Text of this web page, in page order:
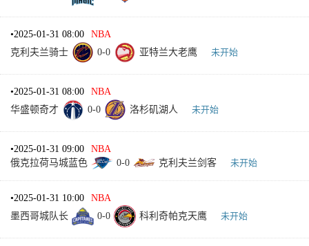
•2025-01-31 08:00
NBA
克利夫兰骑士
0-0 亚特兰大老鹰 未开始
•2025-01-31 08:00
NBA
华盛顿奇才
0-0 洛杉矶湖人 未开始
•2025-01-31 09:00
NBA
俄克拉荷马城蓝色
0-0 克利夫兰剑客 未开始
•2025-01-31 10:00
NBA
墨西哥城队长
0-0 科利奇帕克天鹰 未开始